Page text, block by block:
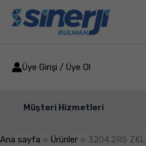
İçeriğe
atla
Üye Girişi / Üye Ol
Müşteri Hizmetleri
Ana sayfa Ürünler 3204.2RS